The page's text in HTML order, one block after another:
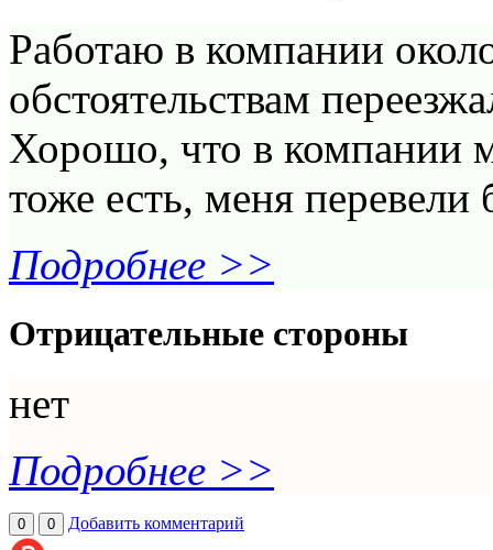
Работаю в компании
обстоятельствам
Хорошо, что в компании
тоже есть, меня перевели
Подробнее >>
Отрицательные стороны
нет
Подробнее >>
0 0 Добавить комментарий